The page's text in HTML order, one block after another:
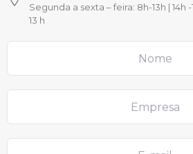
Segunda a sexta – feira: 8h-13h | 14h
13 h